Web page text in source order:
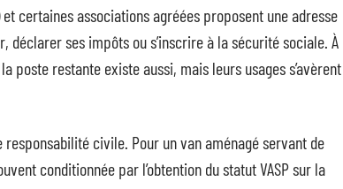
certaines associations agréées proposent une adresse
ses impôts ou s’inscrire à la sécurité sociale. À
restante existe aussi, mais leurs usages s’avèrent
civile. Pour un van aménagé servant de
conditionnée par l’obtention du statut VASP sur la